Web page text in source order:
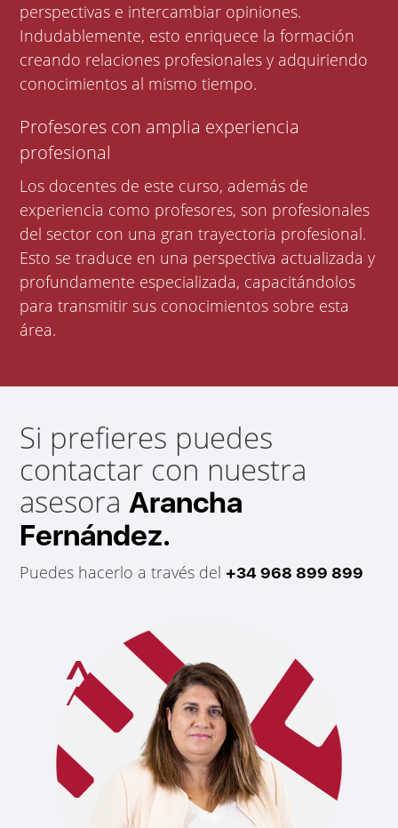
perspectivas e intercambiar opiniones.
Indudablemente, esto enriquece la formación
creando relaciones profesionales y adquiriendo
conocimientos al mismo tiempo.
Profesores con amplia experiencia
profesional
Los docentes de este curso, además de
experiencia como profesores, son profesionales
del sector con una gran trayectoria profesional.
Esto se traduce en una perspectiva actualizada y
profundamente especializada, capacitándolos
para transmitir sus conocimientos sobre esta
área.
Si prefieres puedes
contactar con nuestra
asesoraArancha
Fernández.
Puedes hacerlo a través del +34 968 899 899